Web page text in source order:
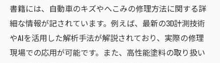
書籍には、自動車のキズやへこみの修理方法に関する詳
細な情報が記されています。例えば、最新の3D計測技術
やAIを活用した解析手法が解説されており、実際の修理
現場での応用が可能です。また、高性能塗料の取り扱い